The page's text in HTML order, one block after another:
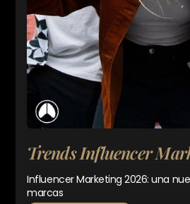
Trends Influencer
Influencer Marketing 2026: una
marcas